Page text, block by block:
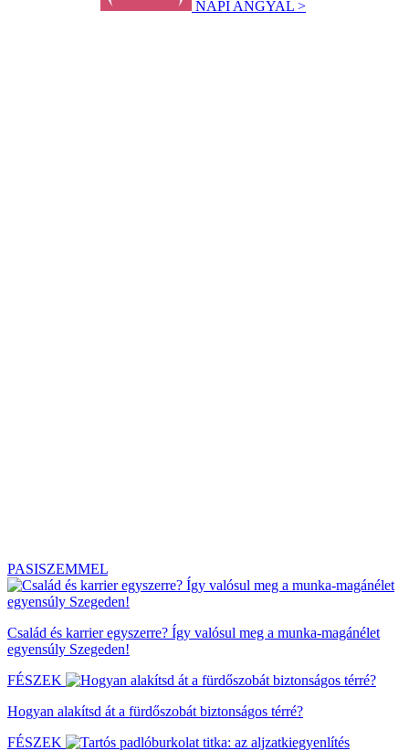
NAPI ANGYAL >
PASISZEMMEL
Család és karrier egyszerre? Így valósul meg a munka-magánélet
egyensúly Szegeden!
FÉSZEK
Hogyan alakítsd át a fürdőszobát biztonságos térré?
FÉSZEK